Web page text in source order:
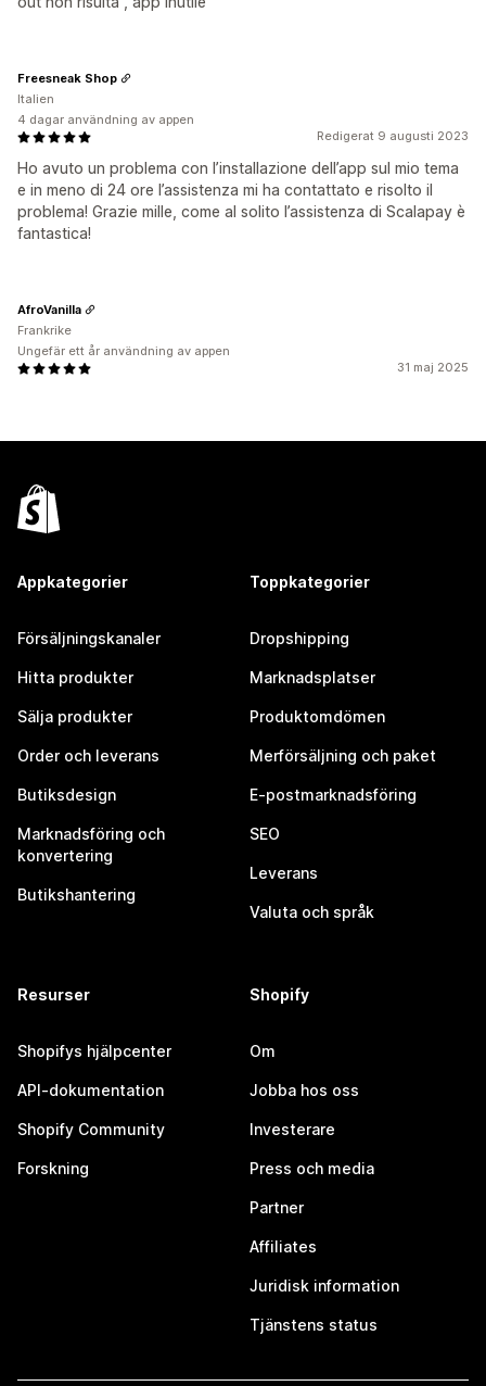
Redigerat 9 augusti 2023
Ho avuto un problema con l’installazione dell’app sul mio tema
e in meno di 24 ore l’assistenza mi ha contattato e risolto il
problema! Grazie mille, come al solito l’assistenza di Scalapay è
fantastica!
Freesneak Shop
Italien
4 dagar användning av appen
31 maj 2025
AfroVanilla
Frankrike
Ungefär ett år användning av appen
Appkategorier
Försäljningskanaler
Hitta produkter
Sälja produkter
Order och leverans
Butiksdesign
Marknadsföring och
konvertering
Butikshantering
Toppkategorier
Dropshipping
Marknadsplatser
Produktomdömen
Merförsäljning och paket
E-postmarknadsföring
SEO
Leverans
Valuta och språk
Resurser
Shopifys hjälpcenter
API-dokumentation
Shopify Community
Forskning
Shopify
Om
Jobba hos oss
Investerare
Press och media
Partner
Affiliates
Juridisk information
Tjänstens status